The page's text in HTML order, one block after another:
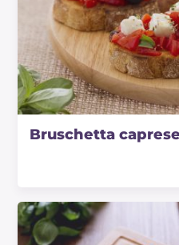
Bruschetta caprese